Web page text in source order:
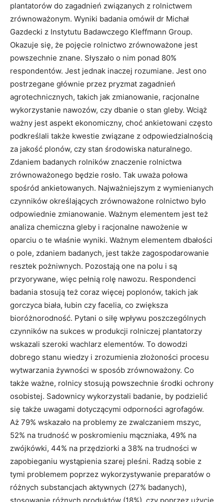
plantatorów do zagadnień związanych z rolnictwem
zrównoważonym. Wyniki badania omówił dr Michał
Gazdecki z Instytutu Badawczego Kleffmann Group.
Okazuje się, że pojęcie rolnictwo zrównoważone jest
powszechnie znane. Słyszało o nim ponad 80%
respondentów. Jest jednak inaczej rozumiane. Jest ono
postrzegane głównie przez pryzmat zagadnień
agrotechnicznych, takich jak zmianowanie, racjonalne
wykorzystanie nawozów, czy dbanie o stan gleby. Wciąż
ważny jest aspekt ekonomiczny, choć ankietowani często
podkreślali także kwestie związane z odpowiedzialnością
za jakość plonów, czy stan środowiska naturalnego.
Zdaniem badanych rolników znaczenie rolnictwa
zrównoważonego będzie rosło. Tak uważa połowa
spośród ankietowanych. Najważniejszym z wymienianych
czynników określających zrównoważone rolnictwo było
odpowiednie zmianowanie. Ważnym elementem jest też
analiza chemiczna gleby i racjonalne nawożenie w
oparciu o te właśnie wyniki. Ważnym elementem dbałości
o pole, zdaniem badanych, jest także zagospodarowanie
resztek pożniwnych. Pozostają one na polu i są
przyorywane, więc pełnią rolę nawozu. Respondenci
badania stosują też coraz więcej poplonów, takich jak
gorczyca biała, łubin czy facelia, co zwiększa
bioróżnorodność. Pytani o siłę wpływu poszczególnych
czynników na sukces w produkcji rolniczej plantatorzy
wskazali szeroki wachlarz elementów. To dowodzi
dobrego stanu wiedzy i zrozumienia złożoności procesu
wytwarzania żywności w sposób zrównoważony. Co
także ważne, rolnicy stosują powszechnie środki ochrony
osobistej. Sadownicy wykorzystali badanie, by podzielić
się także uwagami dotyczącymi odporności agrofagów.
Aż 79% wskazało na problemy ze zwalczaniem mszyc,
52% na trudność w poskromieniu mączniaka, 49% na
zwójkówki, 44% na przędziorki a 38% na trudności w
zapobieganiu wystąpienia szarej pleśni. Radzą sobie z
tymi problemem poprzez wykorzystywanie preparatów o
różnych substancjach aktywnych (27% badanych),